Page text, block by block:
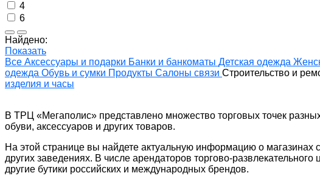
4
6
Найдено:
Показать
Все Аксессуары и подарки Банки и банкоматы Детская одежда
одежда Обувь и сумки Продукты Салоны связи Строительство и
изделия и часы
В ТРЦ «Мегаполис» представлено множество торговых точек
обуви, аксессуаров и других товаров.
На этой странице вы найдете актуальную информацию о магазинах
других заведениях. В числе арендаторов торгово-
другие бутики российских и международных брендов.